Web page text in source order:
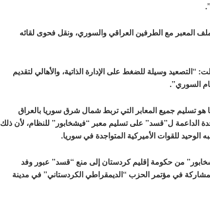
المعبر مع الطرفين العراقي والسوري، ونقل فحوى لقائه
وسيلة للضغط على الإدارة الذاتية، والأهالي لتقديم
السوري”.
جميع المعابر التي تربط شمال شرق سوريا بالعراق
الداعمة ل”قسد” على تسليم معبر “فيشخابور” للنظام، لأن ذلك
الوحيد للقوات الأميركية المتواجدة في سوريا.
من حكومة إقليم كردستان إلى منع “قسد” عبور وفد
في مؤتمر الحزب “الديمقراطي الكردستاني” في مدينة